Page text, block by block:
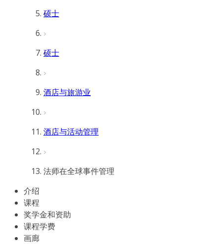
硕士
硕士
酒店与旅游业
酒店与活动管理
法师在全球事件管理
介绍
课程
奖学金和资助
课程学费
画廊